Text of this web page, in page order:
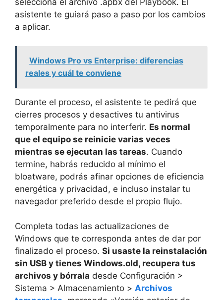
selecciona el archivo .apbx del Playbook. El
asistente te guiará paso a paso por los cambios
a aplicar.
Windows Pro vs Enterprise: diferencias
reales y cuál te conviene
Durante el proceso, el asistente te pedirá que
cierres procesos y desactives tu antivirus
temporalmente para no interferir. Es normal
que el equipo se reinicie varias veces
mientras se ejecutan las tareas. Cuando
termine, habrás reducido al mínimo el
bloatware, podrás afinar opciones de eficiencia
energética y privacidad, e incluso instalar tu
navegador preferido desde el propio flujo.
Completa todas las actualizaciones de
Windows que te corresponda antes de dar por
finalizado el proceso. Si usaste la reinstalación
sin USB y tienes Windows.old, recupera tus
archivos y bórrala desde Configuración >
Sistema > Almacenamiento > Archivos